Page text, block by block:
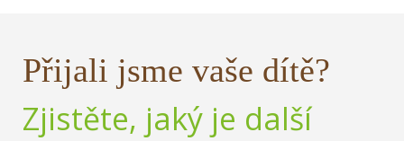
Přijali jsme vaše dítě?
Zjistěte, jaký je další